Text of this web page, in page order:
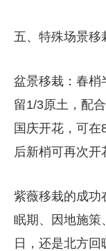
五、特殊场景移
盆景移栽​​：春梢
留1/3原土，配
国庆开花，可
后新梢可再次开
紫薇移栽的成
眠期、因地施策
日，还是北方